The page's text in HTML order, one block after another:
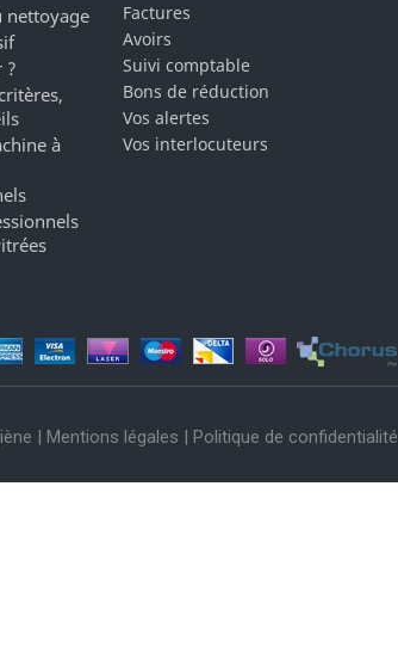
nettoyage
?
à
Factures
Avoirs
Suivi comptable
Bons de réduction
Vos alertes
Vos interlocuteurs
| Mentions légales Politique de confidentialité